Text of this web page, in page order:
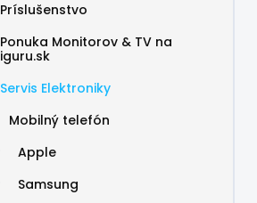
Príslušenstvo
Ponuka Monitorov & TV na
iguru.sk
Servis Elektroniky
Mobilný telefón
Apple
Samsung